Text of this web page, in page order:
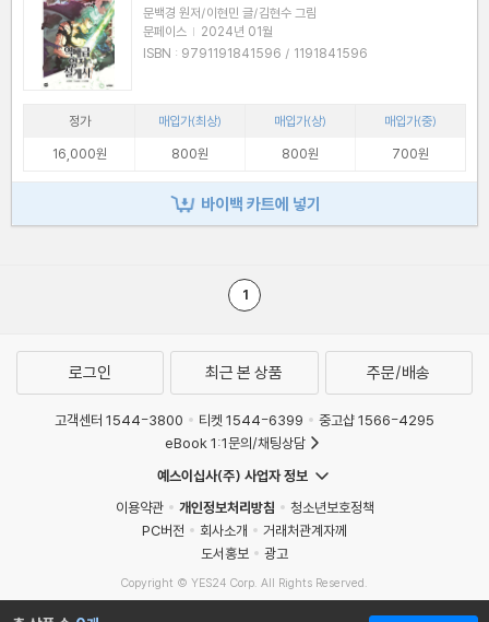
문백경 원저/이현민 글/김현수 그림
문페이스 | 2024년 01월
ISBN : 9791191841596 / 1191841596
정가 매입가(최상) 매입가(상)
매입가(중)
16,000원
800원 800원 700원
바이백 카트에 넣기
1
로그인 최근 본 상품 주문/배송
고객센터 1544-3800 티켓 1544-6399
중고샵 1566-4295
eBook 1:1문의/채팅상담
예스이십사(주) 사업자 정보
이용약관
개인정보처리방침
청소년보호정책
PC버전
회사소개
거래처관계자께
도서홍보
광고
Copyright © YES24 Corp. All Rights Reserved.
MATOM14